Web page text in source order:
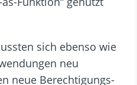
sich ebenso wie
neu
neue Berechtigungs-